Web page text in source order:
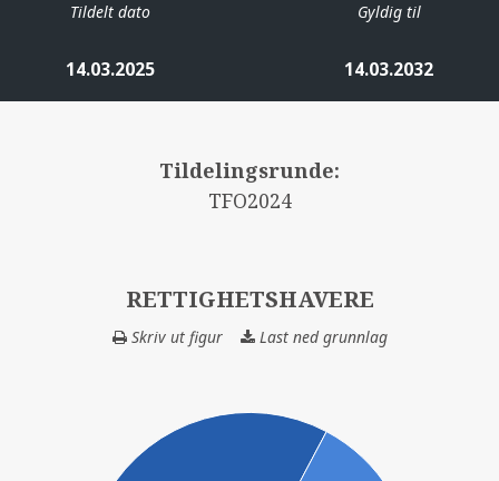
Tildelt dato
14.03.2025
Gyldig til
14.03.2032
Tildelingsrunde:
TFO2024
RETTIGHETSHAVERE
Skriv ut figur Last ned grunnlag